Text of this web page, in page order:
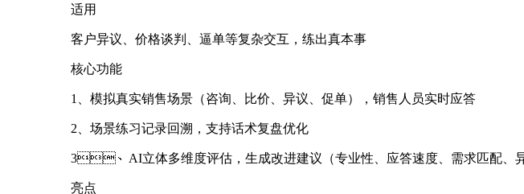
适用
客户异议、价格谈判、逼单等复杂交互，练出真本事
核心功能
1、模拟真实销售场景（咨询、比价、异议、促单），销售人员实时应答
2、场景练习记录回溯，支持话术复盘优化
3、AI立体多维度评估，生成改进建议（专业性、应答速度、需求匹配、
亮点